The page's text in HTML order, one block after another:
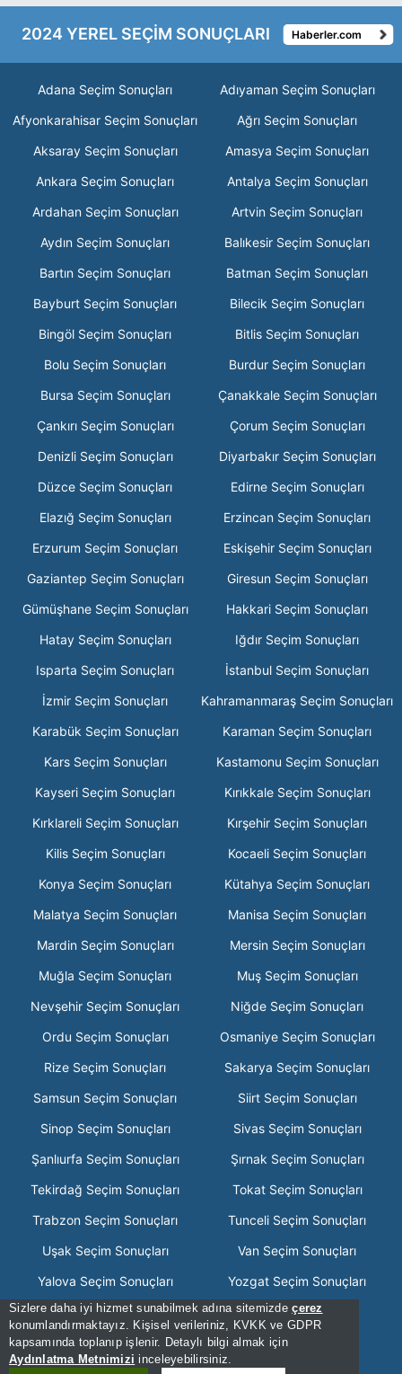
Sizlere daha iyi hizmet sunabilmek adına sitemizdeçerez
konumlandırmaktayız. Kişisel verileriniz, KVKK ve GDPR
kapsamında toplanıp işlenir. Detaylı bilgi almak için
Aydınlatma Metnimizi inceleyebilirsiniz.
2024 YEREL SEÇİM SONUÇLARI Haberler.com
Adana Seçim Sonuçları
Adıyaman Seçim Sonuçları
Afyonkarahisar Seçim Sonuçları
Ağrı Seçim Sonuçları
Aksaray Seçim Sonuçları
Amasya Seçim Sonuçları
Ankara Seçim Sonuçları
Antalya Seçim Sonuçları
Ardahan Seçim Sonuçları
Artvin Seçim Sonuçları
Aydın Seçim Sonuçları
Balıkesir Seçim Sonuçları
Bartın Seçim Sonuçları
Batman Seçim Sonuçları
Bayburt Seçim Sonuçları
Bilecik Seçim Sonuçları
Bingöl Seçim Sonuçları
Bitlis Seçim Sonuçları
Bolu Seçim Sonuçları
Burdur Seçim Sonuçları
Bursa Seçim Sonuçları
Çanakkale Seçim Sonuçları
Çankırı Seçim Sonuçları
Çorum Seçim Sonuçları
Denizli Seçim Sonuçları
Diyarbakır Seçim Sonuçları
Düzce Seçim Sonuçları
Edirne Seçim Sonuçları
Elazığ Seçim Sonuçları
Erzincan Seçim Sonuçları
Erzurum Seçim Sonuçları
Eskişehir Seçim Sonuçları
Gaziantep Seçim Sonuçları
Giresun Seçim Sonuçları
Gümüşhane Seçim Sonuçları
Hakkari Seçim Sonuçları
Hatay Seçim Sonuçları
Iğdır Seçim Sonuçları
Isparta Seçim Sonuçları
İstanbul Seçim Sonuçları
İzmir Seçim Sonuçları
Kahramanmaraş Seçim Sonuçları
Karabük Seçim Sonuçları
Karaman Seçim Sonuçları
Kars Seçim Sonuçları
Kastamonu Seçim Sonuçları
Kayseri Seçim Sonuçları
Kırıkkale Seçim Sonuçları
Kırklareli Seçim Sonuçları
Kırşehir Seçim Sonuçları
Kilis Seçim Sonuçları
Kocaeli Seçim Sonuçları
Konya Seçim Sonuçları
Kütahya Seçim Sonuçları
Malatya Seçim Sonuçları
Manisa Seçim Sonuçları
Mardin Seçim Sonuçları
Mersin Seçim Sonuçları
Muğla Seçim Sonuçları
Muş Seçim Sonuçları
Nevşehir Seçim Sonuçları
Niğde Seçim Sonuçları
Ordu Seçim Sonuçları
Osmaniye Seçim Sonuçları
Rize Seçim Sonuçları
Sakarya Seçim Sonuçları
Samsun Seçim Sonuçları
Siirt Seçim Sonuçları
Sinop Seçim Sonuçları
Sivas Seçim Sonuçları
Şanlıurfa Seçim Sonuçları
Şırnak Seçim Sonuçları
Tekirdağ Seçim Sonuçları
Tokat Seçim Sonuçları
Trabzon Seçim Sonuçları
Tunceli Seçim Sonuçları
Uşak Seçim Sonuçları
Van Seçim Sonuçları
Yalova Seçim Sonuçları
Yozgat Seçim Sonuçları
Zonguldak Seçim Sonuçları
[Hata Bildir] - 18:07:09 - .2